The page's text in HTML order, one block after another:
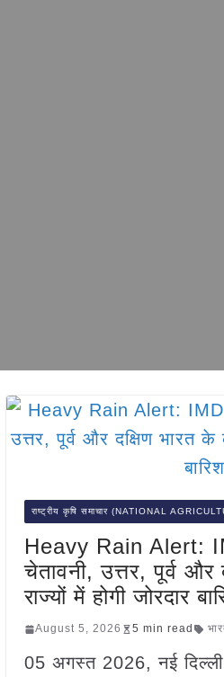
राष्ट्रीय कृषि समाचार (NATIONAL
Heavy Rain Alert:
चेतावनी, उत्तर, पूर्व
राज्यों में होगी जोरदार
August 5, 2026 5 min read
05 अगस्त 2026, नई